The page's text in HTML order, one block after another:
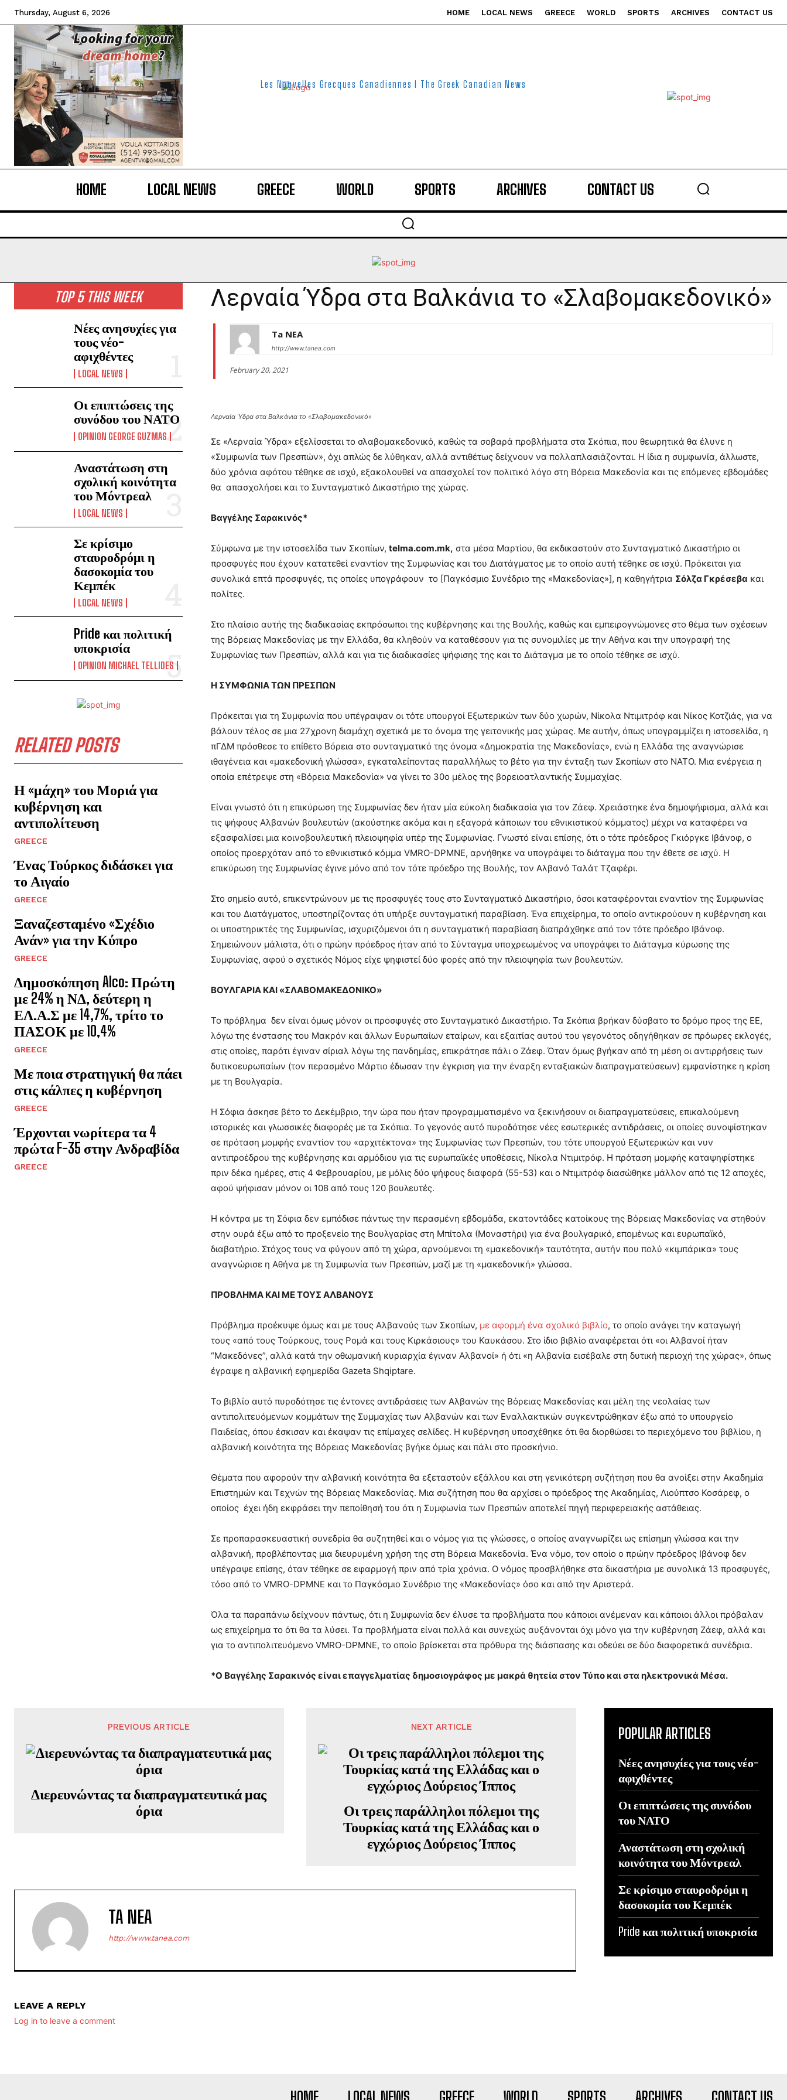
Thursday, August 6, 2026 HOME LOCAL NEWS GREECE WORLD SPORTS ARCHIVES CONTACT US
Les Nouvelles Grecques Canadiennes I The Greek Canadian News
HOME LOCAL NEWS GREECE WORLD SPORTS ARCHIVES CONTACT US
TOP 5 THIS WEEK
Νέες ανησυχίες για
τους νέο-
αφιχθέντες
LOCAL NEWS
Οι επιπτώσεις της
συνόδου του ΝΑΤΟ
OPINION GEORGE GUZMAS
Αναστάτωση στη
σχολική κοινότητα
του Μόντρεαλ
LOCAL NEWS
Σε κρίσιμο
σταυροδρόμι η
δασοκομία του
Κεμπέκ
LOCAL NEWS
Pride και πολιτική
υποκρισία
OPINION MICHAEL TELLIDES
RELATED POSTS
Η «μάχη» του Μοριά για
κυβέρνηση και
αντιπολίτευση
GREECE
Ένας Τούρκος διδάσκει για
το Αιγαίο
GREECE
Ξαναζεσταμένο «Σχέδιο
Ανάν» για την Κύπρο
GREECE
Δημοσκόπηση Alco: Πρώτη
με 24% η ΝΔ, δεύτερη η
ΕΛ.Α.Σ με 14,7%, τρίτο το
ΠΑΣΟΚ με 10,4%
GREECE
Με ποια στρατηγική θα πάει
στις κάλπες η κυβέρνηση
GREECE
Έρχονται νωρίτερα τα 4
πρώτα F-35 στην Ανδραβίδα
GREECE
Λερναία Ύδρα στα Βαλκάνια το «Σλαβομακεδονικό»
Ta NEA
http://www.tanea.com
February 20, 2021
Λερναία Ύδρα στα Βαλκάνια το «Σλαβομακεδονικό»
Σε «Λερναία Ύδρα» εξελίσσεται το σλαβομακεδονικό, καθώς τα σοβαρά προβλήματα στα Σκόπια, που θεωρητικά θα έλυνε η
«Συμφωνία των Πρεσπών», όχι απλώς δε λύθηκαν, αλλά αντιθέτως δείχνουν να πολλαπλασιάζονται. Η ίδια η συμφωνία, άλλωστε,
δύο χρόνια αφότου τέθηκε σε ισχύ, εξακολουθεί να απασχολεί τον πολιτικό λόγο στη Βόρεια Μακεδονία και τις επόμενες εβδομάδες
θα απασχολήσει και το Συνταγματικό Δικαστήριο της χώρας.
Βαγγέλης Σαρακινός*
Σύμφωνα με την ιστοσελίδα των Σκοπίων, telma.com.mk, στα μέσα Μαρτίου, θα εκδικαστούν στο Συνταγματικό Δικαστήριο οι
προσφυγές που έχουν κατατεθεί εναντίον της Συμφωνίας και του Διατάγματος με το οποίο αυτή τέθηκε σε ισχύ. Πρόκειται για
συνολικά επτά προσφυγές, τις οποίες υπογράφουν το [Παγκόσμιο Συνέδριο της «Μακεδονίας»], η καθηγήτρια Σόλζα Γκρέσεβα και
πολίτες.
Στο πλαίσιο αυτής της διαδικασίας εκπρόσωποι της κυβέρνησης και της Βουλής, καθώς και εμπειρογνώμονες στο θέμα των σχέσεων
της Βόρειας Μακεδονίας με την Ελλάδα, θα κληθούν να καταθέσουν για τις συνομιλίες με την Αθήνα και την υπογραφή της
Συμφωνίας των Πρεσπών, αλλά και για τις διαδικασίες ψήφισης της και το Διάταγμα με το οποίο τέθηκε σε ισχύ.
Η ΣΥΜΦΩΝΙΑ ΤΩΝ ΠΡΕΣΠΩΝ
Πρόκειται για τη Συμφωνία που υπέγραψαν οι τότε υπουργοί Εξωτερικών των δύο χωρών, Νίκολα Ντιμιτρόφ και Νίκος Κοτζιάς, για να
βάλουν τέλος σε μια 27χρονη διαμάχη σχετικά με το όνομα της γειτονικής μας χώρας. Με αυτήν, όπως υπογραμμίζει η ιστοσελίδα, η
πΓΔΜ πρόσθεσε το επίθετο Βόρεια στο συνταγματικό της όνομα «Δημοκρατία της Μακεδονίας», ενώ η Ελλάδα της αναγνώρισε
ιθαγένεια και «μακεδονική γλώσσα», εγκαταλείποντας παραλλήλως το βέτο για την ένταξη των Σκοπίων στο ΝΑΤΟ. Μια ενέργεια η
οποία επέτρεψε στη «Βόρεια Μακεδονία» να γίνει το 30ο μέλος της βορειοατλαντικής Συμμαχίας.
Είναι γνωστό ότι η επικύρωση της Συμφωνίας δεν ήταν μία εύκολη διαδικασία για τον Ζάεφ. Χρειάστηκε ένα δημοψήφισμα, αλλά και
τις ψήφους Αλβανών βουλευτών (ακούστηκε ακόμα και η εξαγορά κάποιων του εθνικιστικού κόμματος) μέχρι να καταφέρει να
εξασφαλίσει μια κοινοβουλευτική πλειοψηφία υπέρ της Συμφωνίας. Γνωστό είναι επίσης, ότι ο τότε πρόεδρος Γκιόργκε Ιβάνοφ, ο
οποίος προερχόταν από το εθνικιστικό κόμμα VMRO-DPMNE, αρνήθηκε να υπογράψει το διάταγμα που την έθετε σε ισχύ. Η
επικύρωση της Συμφωνίας έγινε μόνο από τον τότε πρόεδρο της Βουλής, τον Αλβανό Ταλάτ Τζαφέρι.
Στο σημείο αυτό, επικεντρώνουν με τις προσφυγές τους στο Συνταγματικό Δικαστήριο, όσοι καταφέρονται εναντίον της Συμφωνίας
και του Διατάγματος, υποστηρίζοντας ότι υπήρξε συνταγματική παραβίαση. Ένα επιχείρημα, το οποίο αντικρούουν η κυβέρνηση και
οι υποστηρικτές της Συμφωνίας, ισχυριζόμενοι ότι η συνταγματική παραβίαση διαπράχθηκε από τον τότε πρόεδρο Ιβάνοφ.
Σημειώνουν μάλιστα, ότι ο πρώην πρόεδρος ήταν από το Σύνταγμα υποχρεωμένος να υπογράψει το Διάταγμα κύρωσης της
Συμφωνίας, αφού ο σχετικός Νόμος είχε ψηφιστεί δύο φορές από την πλειοψηφία των βουλευτών.
ΒΟΥΛΓΑΡΙΑ ΚΑΙ «ΣΛΑΒΟΜΑΚΕΔΟΝΙΚΟ»
Το πρόβλημα δεν είναι όμως μόνον οι προσφυγές στο Συνταγματικό Δικαστήριο. Τα Σκόπια βρήκαν δύσβατο το δρόμο προς της ΕΕ,
λόγω της ένστασης του Μακρόν και άλλων Ευρωπαίων εταίρων, και εξαιτίας αυτού του γεγονότος οδηγήθηκαν σε πρόωρες εκλογές,
στις οποίες, παρότι έγιναν σίριαλ λόγω της πανδημίας, επικράτησε πάλι ο Ζάεφ. Όταν όμως βγήκαν από τη μέση οι αντιρρήσεις των
δυτικοευρωπαίων (τον περασμένο Μάρτιο έδωσαν την έγκριση για την έναρξη ενταξιακών διαπραγματεύσεων) εμφανίστηκε η κρίση
με τη Βουλγαρία.
Η Σόφια άσκησε βέτο το Δεκέμβριο, την ώρα που ήταν προγραμματισμένο να ξεκινήσουν οι διαπραγματεύσεις, επικαλούμενη
ιστορικές και γλωσσικές διαφορές με τα Σκόπια. Το γεγονός αυτό πυροδότησε νέες εσωτερικές αντιδράσεις, οι οποίες συνοψίστηκαν
σε πρόταση μομφής εναντίον του «αρχιτέκτονα» της Συμφωνίας των Πρεσπών, του τότε υπουργού Εξωτερικών και νυν
αντιπροέδρου της κυβέρνησης και αρμόδιου για τις ευρωπαϊκές υποθέσεις, Νίκολα Ντιμιτρόφ. Η πρόταση μομφής καταψηφίστηκε
πριν δέκα ημέρες, στις 4 Φεβρουαρίου, με μόλις δύο ψήφους διαφορά (55-53) και ο Ντιμιτρόφ διασώθηκε μάλλον από τις 12 αποχές,
αφού ψήφισαν μόνον οι 108 από τους 120 βουλευτές.
Η κόντρα με τη Σόφια δεν εμπόδισε πάντως την περασμένη εβδομάδα, εκατοντάδες κατοίκους της Βόρειας Μακεδονίας να στηθούν
στην ουρά έξω από το προξενείο της Βουλγαρίας στη Μπίτολα (Μοναστήρι) για ένα βουλγαρικό, επομένως και ευρωπαϊκό,
διαβατήριο. Στόχος τους να φύγουν από τη χώρα, αρνούμενοι τη «μακεδονική» ταυτότητα, αυτήν που πολύ «κιμπάρικα» τους
αναγνώρισε η Αθήνα με τη Συμφωνία των Πρεσπών, μαζί με τη «μακεδονική» γλώσσα.
ΠΡΟΒΛΗΜΑ ΚΑΙ ΜΕ ΤΟΥΣ ΑΛΒΑΝΟΥΣ
Πρόβλημα προέκυψε όμως και με τους Αλβανούς των Σκοπίων, με αφορμή ένα σχολικό βιβλίο, το οποίο ανάγει την καταγωγή
τους «από τους Τούρκους, τους Ρομά και τους Κιρκάσιους» του Καυκάσου. Στο ίδιο βιβλίο αναφέρεται ότι «οι Αλβανοί ήταν
“Μακεδόνες”, αλλά κατά την οθωμανική κυριαρχία έγιναν Αλβανοί» ή ότι «η Αλβανία εισέβαλε στη δυτική περιοχή της χώρας», όπως
έγραψε η αλβανική εφημερίδα Gazeta Shqiptare.
Το βιβλίο αυτό πυροδότησε τις έντονες αντιδράσεις των Αλβανών της Βόρειας Μακεδονίας και μέλη της νεολαίας των
αντιπολιτευόμενων κομμάτων της Συμμαχίας των Αλβανών και των Εναλλακτικών συγκεντρώθηκαν έξω από το υπουργείο
Παιδείας, όπου έσκισαν και έκαψαν τις επίμαχες σελίδες. Η κυβέρνηση υποσχέθηκε ότι θα διορθώσει το περιεχόμενο του βιβλίου, η
αλβανική κοινότητα της Βόρειας Μακεδονίας βγήκε όμως και πάλι στο προσκήνιο.
Θέματα που αφορούν την αλβανική κοινότητα θα εξεταστούν εξάλλου και στη γενικότερη συζήτηση που θα ανοίξει στην Ακαδημία
Επιστημών και Τεχνών της Βόρειας Μακεδονίας. Μια συζήτηση που θα αρχίσει ο πρόεδρος της Ακαδημίας, Λιούπτσο Κοσάρεφ, ο
οποίος έχει ήδη εκφράσει την πεποίθησή του ότι η Συμφωνία των Πρεσπών αποτελεί πηγή περιφερειακής αστάθειας.
Σε προπαρασκευαστική συνεδρία θα συζητηθεί και ο νόμος για τις γλώσσες, ο οποίος αναγνωρίζει ως επίσημη γλώσσα και την
αλβανική, προβλέποντας μια διευρυμένη χρήση της στη Βόρεια Μακεδονία. Ένα νόμο, τον οποίο ο πρώην πρόεδρος Ιβάνοφ δεν
υπέγραψε επίσης, όταν τέθηκε σε εφαρμογή πριν από τρία χρόνια. Ο νόμος προσβλήθηκε στα δικαστήρια με συνολικά 13 προσφυγές,
τόσο από το VMRO-DPMNE και το Παγκόσμιο Συνέδριο της «Μακεδονίας» όσο και από την Αριστερά.
Όλα τα παραπάνω δείχνουν πάντως, ότι η Συμφωνία δεν έλυσε τα προβλήματα που κάποιοι ανέμεναν και κάποιοι άλλοι πρόβαλαν
ως επιχείρημα το ότι θα τα λύσει. Τα προβλήματα είναι πολλά και συνεχώς αυξάνονται όχι μόνο για την κυβέρνηση Ζάεφ, αλλά και
για το αντιπολιτευόμενο VMRO-DPMNE, το οποίο βρίσκεται στα πρόθυρα της διάσπασης και οδεύει σε δύο διαφορετικά συνέδρια.
*Ο Βαγγέλης Σαρακινός είναι επαγγελματίας δημοσιογράφος με μακρά θητεία στον Τύπο και στα ηλεκτρονικά Μέσα.
PREVIOUS ARTICLE
Διερευνώντας τα διαπραγματευτικά μας
όρια
NEXT ARTICLE
Οι τρεις παράλληλοι πόλεμοι της
Τουρκίας κατά της Ελλάδας και ο
εγχώριος Δούρειος Ίππος
TA NEA
http://www.tanea.com
LEAVE A REPLY
Log in to leave a comment
POPULAR ARTICLES
Νέες ανησυχίες για τους νέο-
αφιχθέντες
Οι επιπτώσεις της συνόδου
του ΝΑΤΟ
Αναστάτωση στη σχολική
κοινότητα του Μόντρεαλ
Σε κρίσιμο σταυροδρόμι η
δασοκομία του Κεμπέκ
Pride και πολιτική υποκρισία